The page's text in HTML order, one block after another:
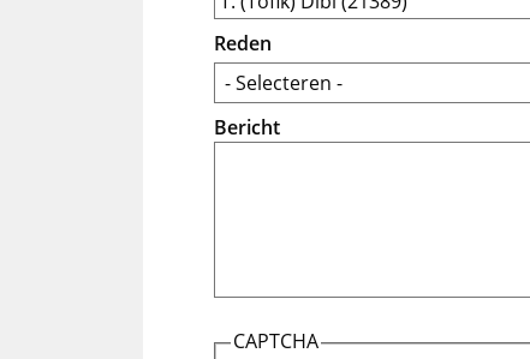
Reden
Bericht
CAPTCHA